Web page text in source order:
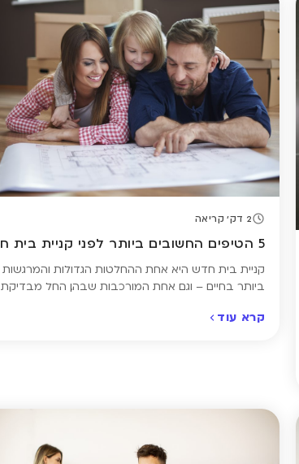
2 דק' קריאה
5 הטיפים החשובים ביותר לפני קניית בית חדש
קניית בית חדש היא אחת ההחלטות הגדולות והמרגשות
ביותר בחיים – וגם אחת המורכבות שבהן. החל מבדיקת
ועד רכישת ביטוח דירה מתאים – יש לא מעט שלבים
קרא עוד